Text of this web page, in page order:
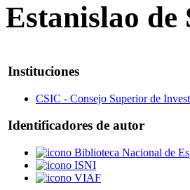
Estanislao
Instituciones
CSIC - Consejo Superior de
Identificadores de autor
Biblioteca Nacional de
ISNI
VIAF